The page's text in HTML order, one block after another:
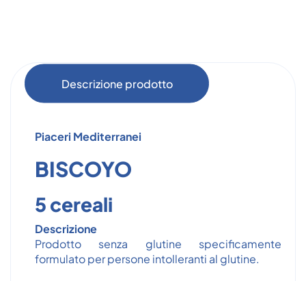
Descrizione prodotto
Piaceri Mediterranei
BISCOYO
5 cereali
Descrizione
Prodotto senza glutine specificamente
formulato per persone intolleranti al glutine.